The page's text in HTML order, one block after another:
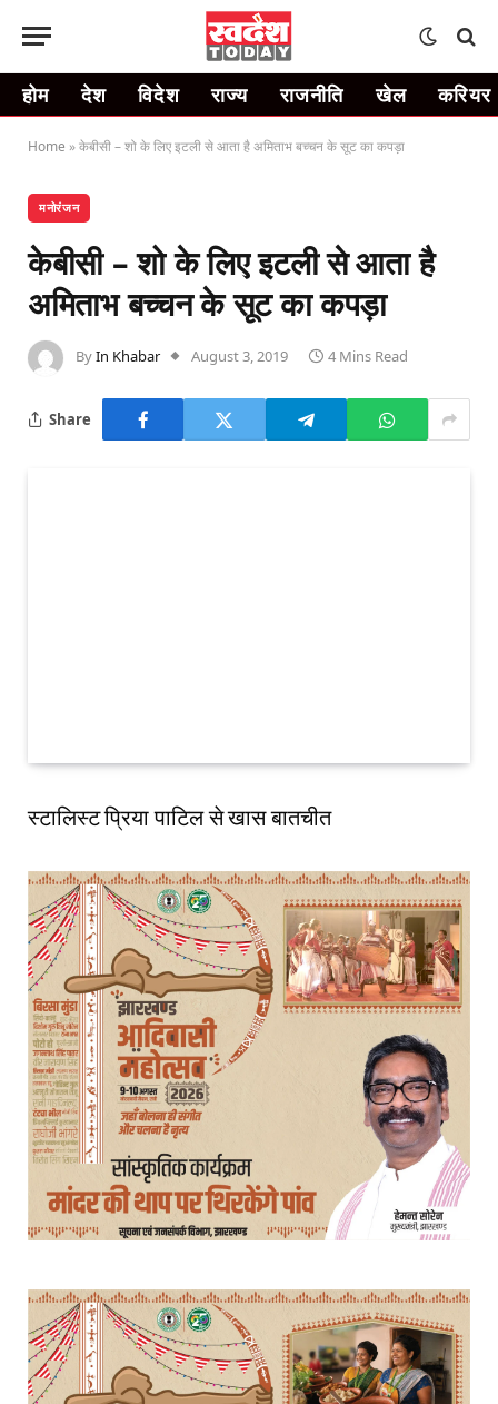
होम देश विदेश राज्य राजनीति खेल करियर
Home »केबीसी – शो के लिए इटली से आता है अमिताभ बच्चन के सूट का कपड़ा
मनोरंजन
केबीसी – शो के लिए इटली से आता है
अमिताभ बच्चन के सूट का कपड़ा
ByIn Khabar August 3, 2019 4 Mins Read
Share
स्टालिस्ट प्रिया पाटिल से खास बातचीत